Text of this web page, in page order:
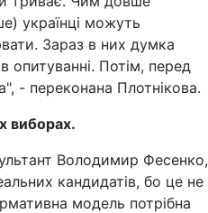
українці можуть
Зараз в них думка
опитуванні. Потім, перед
- переконана Плотнікова.
виборах.
Володимир Фесенко,
кандидатів, бо це не
модель потрібна